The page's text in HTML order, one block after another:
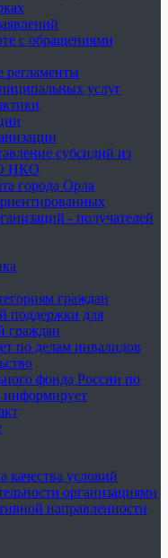
с обращениями
регламенты
услуг
субсидий из
НКО
города Орла
- получателей
граждан
поддержки для
граждан
по делам инвалидов
фонда России по
информирует
качества условий
организациями
направленности